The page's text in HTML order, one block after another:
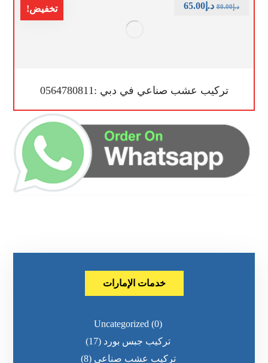
تخفيض!
تركيب عشب صناعي في دبي :0564780811
د.إ80.00 د.إ65.00
خدمات الإمارات
Uncategorized (0)
تركيب جبس بورد (17)
تركيب عشب صناعي (8)